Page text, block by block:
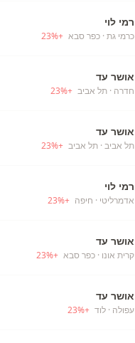
רמי לוי
כרמי גת · כפר סבא +
23%
אושר עד
חדרה · תל אביב +
23%
אושר עד
תל אביב · תל אביב +
23%
רמי לוי
אדמרליטי · חיפה +
23%
אושר עד
קרית אונו · כפר סבא +
23%
אושר עד
עפולה · לוד +
23%